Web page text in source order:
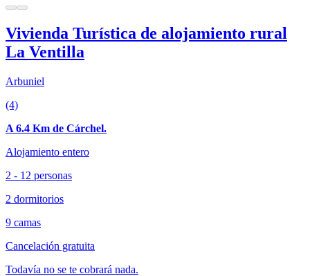
Vivienda Turística de alojamiento rural
La Ventilla
Arbuniel
(4)
A 6.4 Km de Cárchel.
Alojamiento entero
2 - 12 personas
2 dormitorios
9 camas
Cancelación gratuita
Todavía no se te cobrará nada.